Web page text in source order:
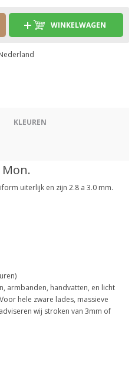
WINKELWAGEN
KLEUREN
uiterlijk en zijn 2.8 a 3.0 mm.
armbanden, handvatten, en licht
hele zware lades, massieve
wij stroken van 3mm of